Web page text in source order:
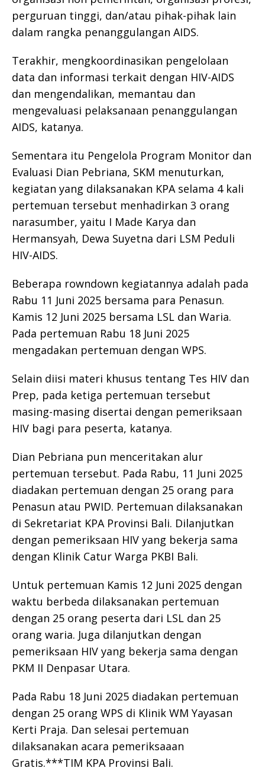
perguruan tinggi, dan/atau pihak-pihak lain
dalam rangka penanggulangan AIDS.
Terakhir, mengkoordinasikan pengelolaan
data dan informasi terkait dengan HIV-AIDS
dan mengendalikan, memantau dan
mengevaluasi pelaksanaan penanggulangan
AIDS, katanya.
Sementara itu Pengelola Program Monitor dan
Evaluasi Dian Pebriana, SKM menuturkan,
kegiatan yang dilaksanakan KPA selama 4 kali
pertemuan tersebut menhadirkan 3 orang
narasumber, yaitu I Made Karya dan
Hermansyah, Dewa Suyetna dari LSM Peduli
HIV-AIDS.
Beberapa rowndown kegiatannya adalah pada
Rabu 11 Juni 2025 bersama para Penasun.
Kamis 12 Juni 2025 bersama LSL dan Waria.
Pada pertemuan Rabu 18 Juni 2025
mengadakan pertemuan dengan WPS.
Selain diisi materi khusus tentang Tes HIV dan
Prep, pada ketiga pertemuan tersebut
masing-masing disertai dengan pemeriksaan
HIV bagi para peserta, katanya.
Dian Pebriana pun menceritakan alur
pertemuan tersebut. Pada Rabu, 11 Juni 2025
diadakan pertemuan dengan 25 orang para
Penasun atau PWID. Pertemuan dilaksanakan
di Sekretariat KPA Provinsi Bali. Dilanjutkan
dengan pemeriksaan HIV yang bekerja sama
dengan Klinik Catur Warga PKBI Bali.
Untuk pertemuan Kamis 12 Juni 2025 dengan
waktu berbeda dilaksanakan pertemuan
dengan 25 orang peserta dari LSL dan 25
orang waria. Juga dilanjutkan dengan
pemeriksaan HIV yang bekerja sama dengan
PKM II Denpasar Utara.
Pada Rabu 18 Juni 2025 diadakan pertemuan
dengan 25 orang WPS di Klinik WM Yayasan
Kerti Praja. Dan selesai pertemuan
dilaksanakan acara pemeriksaaan
Gratis.***TIM KPA Provinsi Bali.